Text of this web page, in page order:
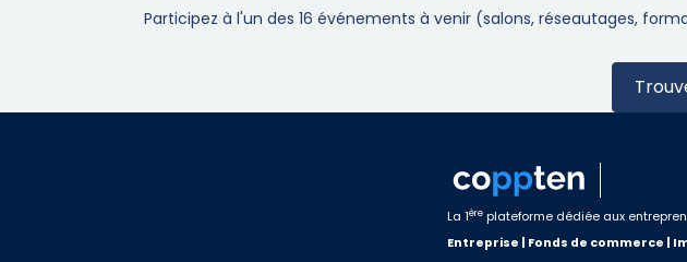
Participez à l'un des 16 événements à venir (salons, réseautages,
La 1èreplateforme dédiée aux
Entreprise | Fonds de commerce |